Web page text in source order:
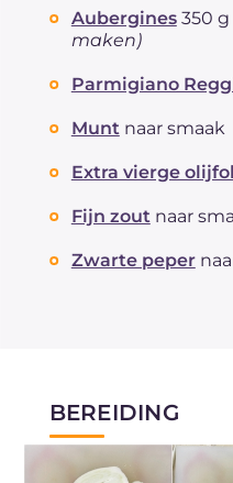
Aubergines 350 g
maken)
Parmigiano
Munt naar smaak
Extra vierge
Fijn zout naar
Zwarte peper
BEREIDING